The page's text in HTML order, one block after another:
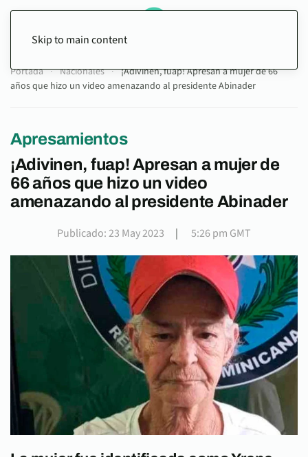
Skip to main content
Portada Nacionales
¡Adivinen, fuap! Apresan a mujer de 66
años que hizo un video amenazando al presidente Abinader
Apresamientos
¡Adivinen, fuap! Apresan a mujer de
66 años que hizo un video
amenazando al presidente Abinader
Publicado: 23 May 2023 | 5:26 pm GMT